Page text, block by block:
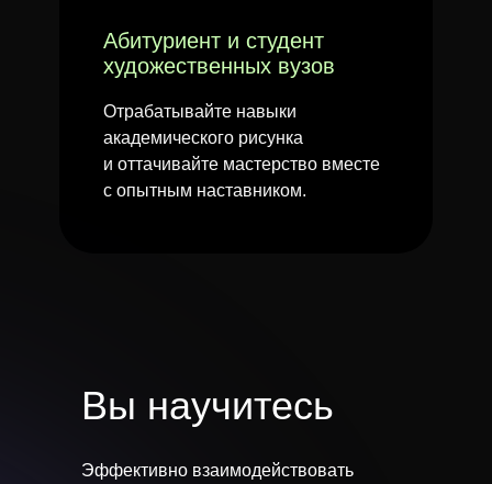
Абитуриент и студент
художественных вузов
Отрабатывайте навыки
академического рисунка
и оттачивайте мастерство вместе
с опытным наставником.
Вы научитесь
Эффективно взаимодействовать